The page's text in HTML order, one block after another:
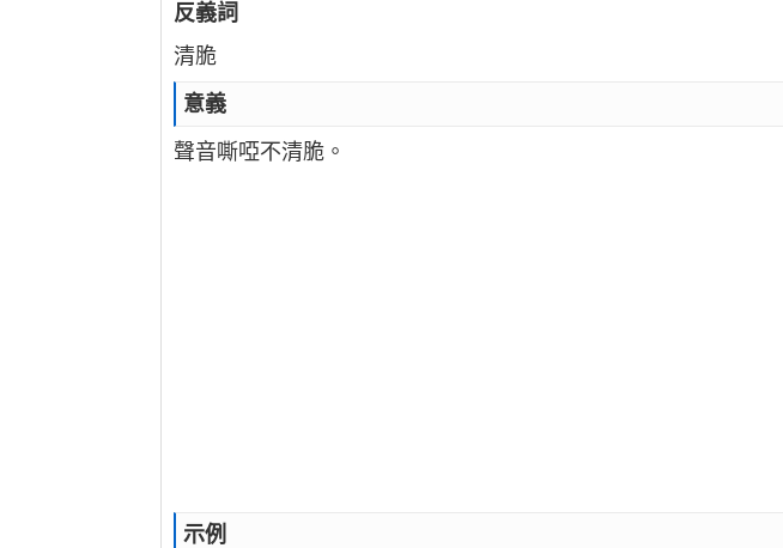
反義詞
清脆
意義
聲音嘶啞不清脆。
示例